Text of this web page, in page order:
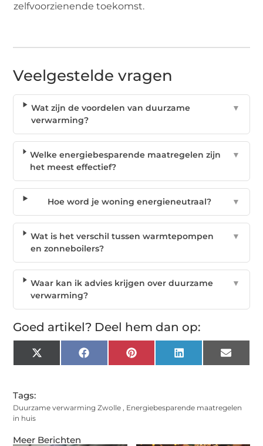
Meer Berichten
zelfvoorzienende toekomst.
Veelgestelde vragen
Wat zijn de voordelen van duurzame
verwarming?
▼
Welke energiebesparende maatregelen zijn
het meest effectief?
▼
Hoe word je woning energieneutraal? ▼
Wat is het verschil tussen warmtepompen
en zonneboilers?
▼
Waar kan ik advies krijgen over duurzame
verwarming?
▼
Goed artikel? Deel hem dan op:
X
(Twitter)
Facebook Pinterest LinkedIn Email
Tags:
Duurzame verwarming Zwolle
Energiebesparende maatregelen
in huis